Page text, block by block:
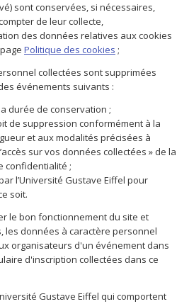
sont conservées, si nécessaires,
de leur collecte,
des données relatives aux cookies
Politique des cookies ;
collectées sont supprimées
événements suivants :
durée de conservation ;
de suppression conformément à la
et aux modalités précisées à
sur vos données collectées » de la
confidentialité ;
l’Université Gustave Eiffel pour
soit.
le bon fonctionnement du site et
les données à caractère personnel
organisateurs d'un événement dans
d'inscription collectées dans ce
Gustave Eiffel qui comportent